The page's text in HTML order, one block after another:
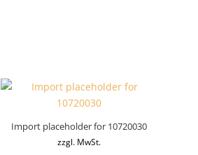
Import placeholder for 10720030
zzgl. MwSt.